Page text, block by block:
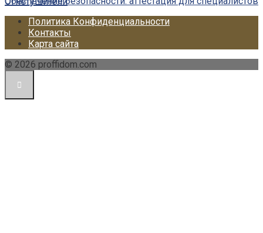
Политика Конфиденциальности
Контакты
Карта сайта
© 2026 proffidom.com